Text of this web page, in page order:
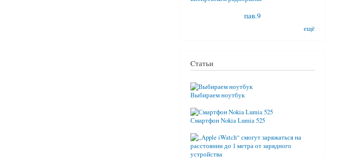
пав.9
ещё
Cтатьи
Выбираем ноутбук
Смартфон Nokia Lumia 525